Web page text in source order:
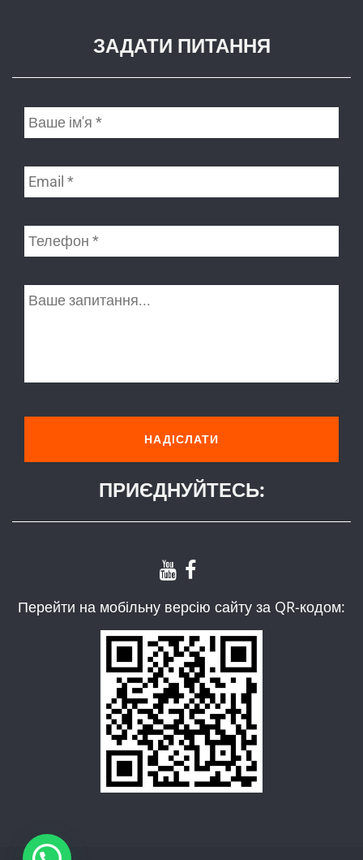
ЗАДАТИ ПИТАННЯ
ПРИЄДНУЙТЕСЬ:
Перейти на мобільну версію сайту за QR-кодом: